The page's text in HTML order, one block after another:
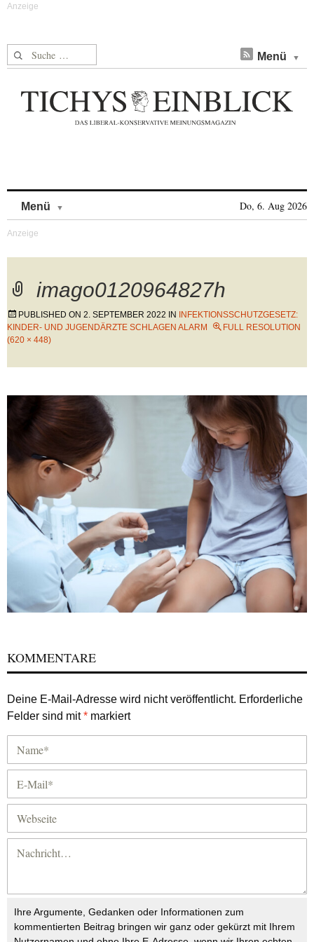
Suche nach: Menü
Menü Do, 6. Aug 2026
imago0120964827h
PUBLISHED ON 2. SEPTEMBER 2022 IN
INFEKTIONSSCHUTZGESETZ:
KINDER- UND JUGENDÄRZTE SCHLAGEN ALARM
FULL RESOLUTION
(620 × 448)
KOMMENTARE
Deine E-Mail-Adresse wird nicht veröffentlicht. Erforderliche
Felder sind mit* markiert
Ihre Argumente, Gedanken oder Informationen zum
kommentierten Beitrag bringen wir ganz oder gekürzt mit Ihrem